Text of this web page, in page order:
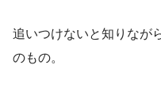
追いつけないと知りなが
のもの。